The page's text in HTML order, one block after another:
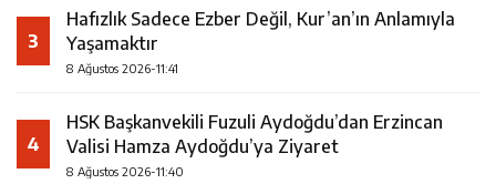
3
Hafızlık Sadece Ezber Değil, Kur’an’ın Anlamıyla
Yaşamaktır
8 Ağustos 2026-11:41
4
HSK Başkanvekili Fuzuli Aydoğdu’dan Erzincan
Valisi Hamza Aydoğdu’ya Ziyaret
8 Ağustos 2026-11:40